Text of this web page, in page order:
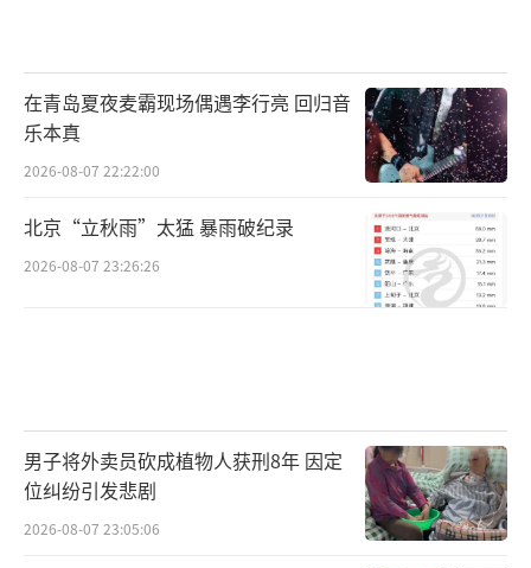
在青岛夏夜麦霸现场偶遇李行亮 回归音
乐本真
2026-08-07 22:22:00
北京“立秋雨”太猛 暴雨破纪录
2026-08-07 23:26:26
男子将外卖员砍成植物人获刑8年 因定
位纠纷引发悲剧
2026-08-07 23:05:06